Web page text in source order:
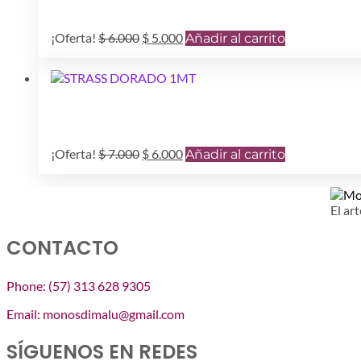
¡Oferta! $6.000 El
era:
$ 5.000El
es:
Añadir al carrito
¡Oferta! $7.000 El
$ 6.000El
Añadir al carrito
El
CONTACTO
Phone: (57) 313 628 9305
Email: monosdimalu@gmail.com
SÍGUENOS EN REDES